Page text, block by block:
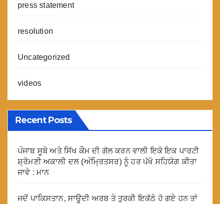
press statement
resolution
Uncategorized
videos
Recent Posts
ਪੰਜਾਬ ਸੂਬੇ ਅਤੇ ਸਿੱਖ ਕੌਮ ਦੀ ਗੱਲ ਕਰਨ ਵਾਲੀ ਇਕੋ ਇਕ ਪਾਰਟੀ
ਸ਼੍ਰੋਮਣੀ ਅਕਾਲੀ ਦਲ (ਅੰਮ੍ਰਿਤਸਰ) ਨੂੰ ਹਰ ਪੱਖੋ ਸਹਿਯੋਗ ਕੀਤਾ
ਜਾਵੇ : ਮਾਨ
ਜਦੋਂ ਪਾਕਿਸਤਾਨ, ਸਾਊਦੀ ਅਰਬ ਤੇ ਤੁਰਕੀ ਇਕੱਠੇ ਹੋ ਗਏ ਹਨ ਤਾਂ